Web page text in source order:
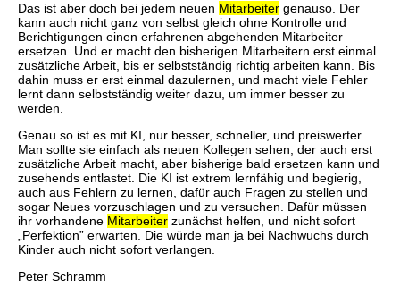
Das ist aber doch bei jedem neuen Mitarbeiter genauso. Der
kann auch nicht ganz von selbst gleich ohne Kontrolle und
Berichtigungen einen erfahrenen abgehenden Mitarbeiter
ersetzen. Und er macht den bisherigen Mitarbeitern erst einmal
zusätzliche Arbeit, bis er selbstständig richtig arbeiten kann. Bis
dahin muss er erst einmal dazulernen, und macht viele Fehler −
lernt dann selbstständig weiter dazu, um immer besser zu
werden.
Genau so ist es mit KI, nur besser, schneller, und preiswerter.
Man sollte sie einfach als neuen Kollegen sehen, der auch erst
zusätzliche Arbeit macht, aber bisherige bald ersetzen kann und
zusehends entlastet. Die KI ist extrem lernfähig und begierig,
auch aus Fehlern zu lernen, dafür auch Fragen zu stellen und
sogar Neues vorzuschlagen und zu versuchen. Dafür müssen
ihr vorhandene Mitarbeiter zunächst helfen, und nicht sofort
„Perfektion” erwarten. Die würde man ja bei Nachwuchs durch
Kinder auch nicht sofort verlangen.
Peter Schramm